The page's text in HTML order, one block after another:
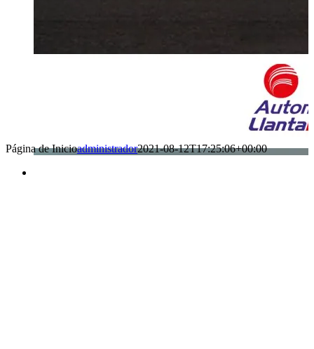
Página de Inicioadministrador2021-08-12T17:25:06+00:00